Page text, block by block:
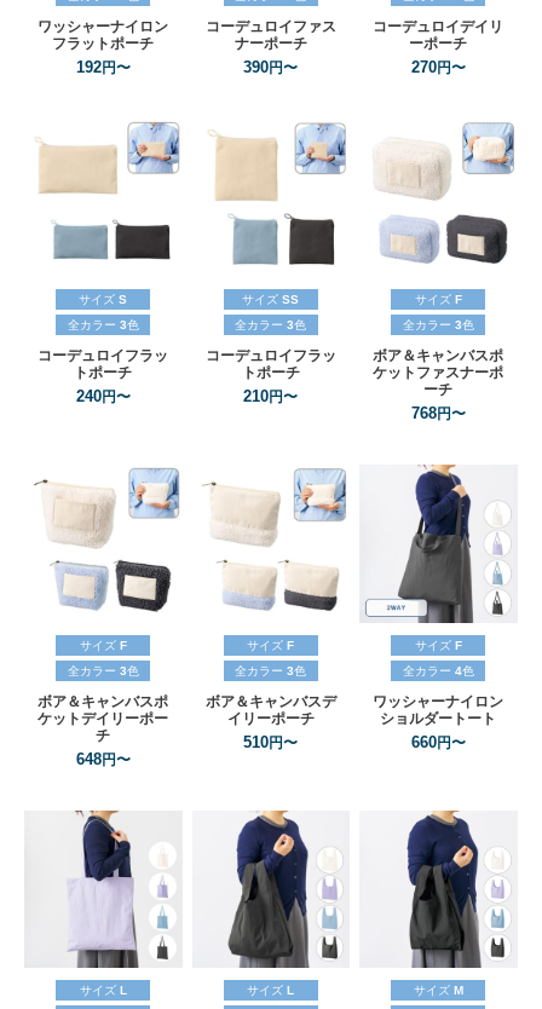
ワッシャーナイロン
フラットポーチ
192円〜
コーデュロイファス
ナーポーチ
390円〜
コーデュロイデイリ
ーポーチ
270円〜
サイズ S
全カラー 3色
コーデュロイフラッ
トポーチ
240円〜
サイズ SS
全カラー 3色
コーデュロイフラッ
トポーチ
210円〜
サイズ F
全カラー 3色
ボア＆キャンバスポ
ケットファスナーポ
ーチ
768円〜
サイズ F
全カラー 3色
ボア＆キャンバスポ
ケットデイリーポー
チ
648円〜
サイズ F
全カラー 3色
ボア＆キャンバスデ
イリーポーチ
510円〜
サイズ F
全カラー 4色
ワッシャーナイロン
ショルダートート
660円〜
サイズ L
サイズ L
サイズ M